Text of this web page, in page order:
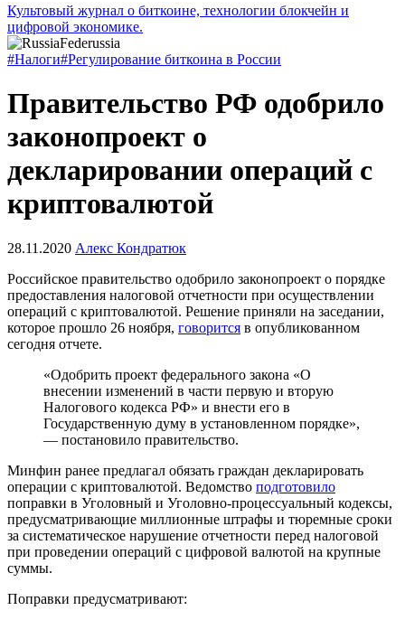
Культовый журнал о биткоине, технологии блокчейн и
цифровой экономике.
#Налоги#Регулирование биткоина в России
Правительство РФ одобрило
законопроект о
декларировании операций с
криптовалютой
28.11.2020 Алекс Кондратюк
Российское правительство одобрило законопроект о порядке
предоставления налоговой отчетности при осуществлении
операций с криптовалютой. Решение приняли на заседании,
которое прошло 26 ноября, говорится в опубликованном
сегодня отчете.
«Одобрить проект федерального закона «О
внесении изменений в части первую и вторую
Налогового кодекса РФ» и внести его в
Государственную думу в установленном порядке»,
— постановило правительство.
Минфин ранее предлагал обязать граждан декларировать
операции с криптовалютой. Ведомство подготовило
поправки в Уголовный и Уголовно-процессуальный кодексы,
предусматривающие миллионные штрафы и тюремные сроки
за систематическое нарушение отчетности перед налоговой
при проведении операций с цифровой валютой на крупные
суммы.
Поправки предусматривают: